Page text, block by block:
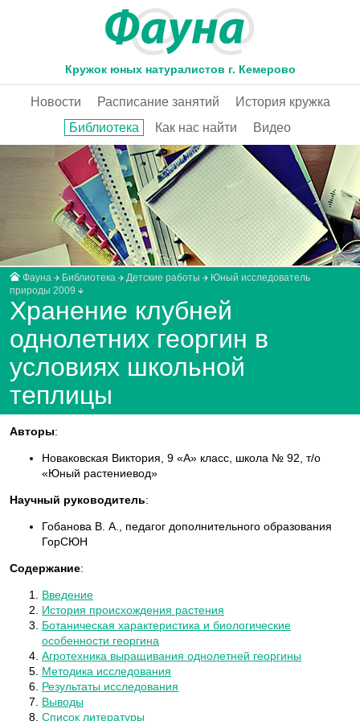
Кружок юных натуралистов г. Кемерово
Новости Расписание занятий
История кружка
Библиотека
Как нас найти Видео
Фауна Библиотека Детские работы
Юный исследователь
природы 2009
Хранение клубней
однолетних георгин в
условиях школьной
теплицы
Авторы:
Новаковская Виктория, 9 «А» класс, школа № 92, т/о
«Юный растениевод»
Научный руководитель:
Гобанова В. А., педагог дополнительного образования
ГорСЮН
Содержание:
Введение
История происхождения растения
Ботаническая характеристика и биологические
особенности георгина
Агротехника выращивания однолетней георгины
Методика исследования
Результаты исследования
Выводы
Список литературы